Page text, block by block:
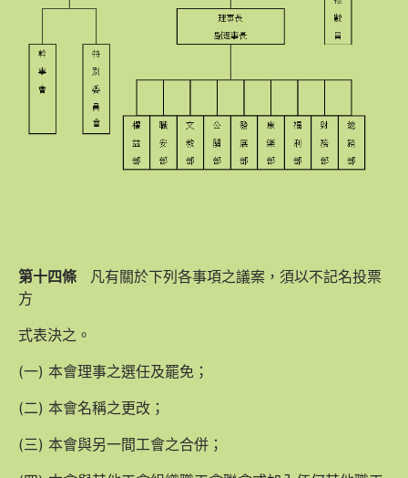
第十四條 凡有關於下列各事項之議案，須以不記名投票
方
式表決之。
(一) 本會理事之選任及罷免；
(二) 本會名稱之更改；
(三) 本會與另一間工會之合併；